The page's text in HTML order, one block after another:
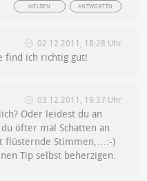
ANTWORTEN
MELDEN
02.12.2011, 18:28 Uhr
find ich richtig gut!
03.12.2011, 19:37 Uhr
Oder leidest du an
öfter mal Schatten an
flüsternde Stimmen,…:-)
Tip selbst beherzigen.